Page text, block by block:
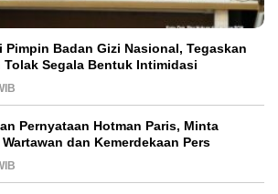
Pimpin Badan Gizi Nasional, Tegaskan
Segala Bentuk Intimidasi
Pernyataan Hotman Paris, Minta
dan Kemerdekaan Pers